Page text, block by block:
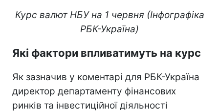
Курс валют НБУ на 1 червня (Інфографіка
РБК-Україна)
Які фактори впливатимуть на курс
Як зазначив у коментарі для РБК-Україна
директор департаменту фінансових
ринків та інвестиційної діяльності